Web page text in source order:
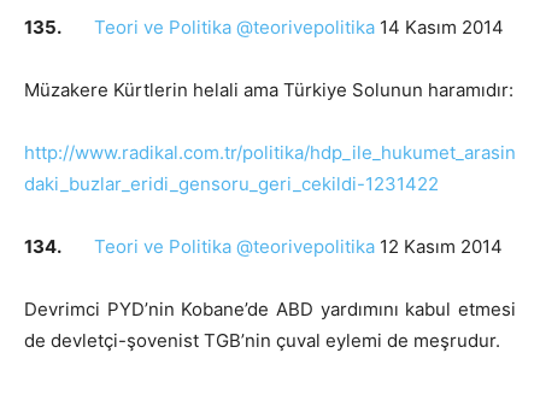
135. Teori ve Politika @teorivepolitika 14 Kasım 2014
Müzakere Kürtlerin helali ama Türkiye Solunun haramıdır:
http://www.radikal.com.tr/politika/hdp_ile_hukumet_arasin
daki_buzlar_eridi_gensoru_geri_cekildi-1231422
134. Teori ve Politika @teorivepolitika 12 Kasım 2014
Devrimci PYD’nin Kobane’de ABD yardımını kabul etmesi
de devletçi-şovenist TGB’nin çuval eylemi de meşrudur.